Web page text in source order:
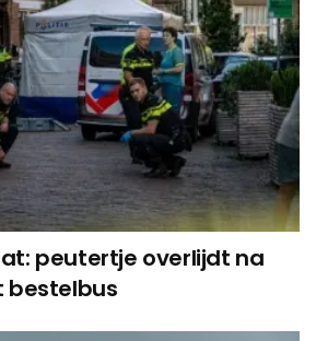
peutertje overlijdt na
bestelbus